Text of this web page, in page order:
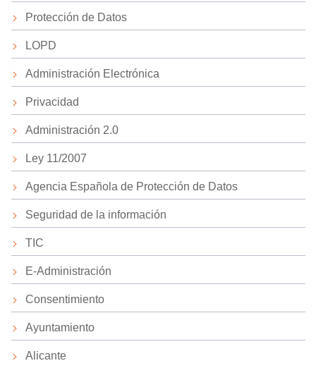
Protección de Datos
LOPD
Administración Electrónica
Privacidad
Administración 2.0
Ley 11/2007
Agencia Española de Protección de Datos
Seguridad de la información
TIC
E-Administración
Consentimiento
Ayuntamiento
Alicante